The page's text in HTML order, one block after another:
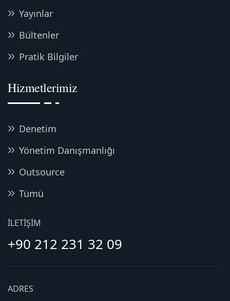
Yayınlar
Bültenler
Pratik Bilgiler
Hizmetlerimiz
Denetim
Yönetim Danışmanlığı
Outsource
Tümü
İLETIŞIM
+90 212 231 32 09
ADRES